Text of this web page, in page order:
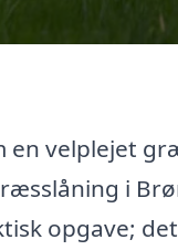
en velplejet
i
opgave;